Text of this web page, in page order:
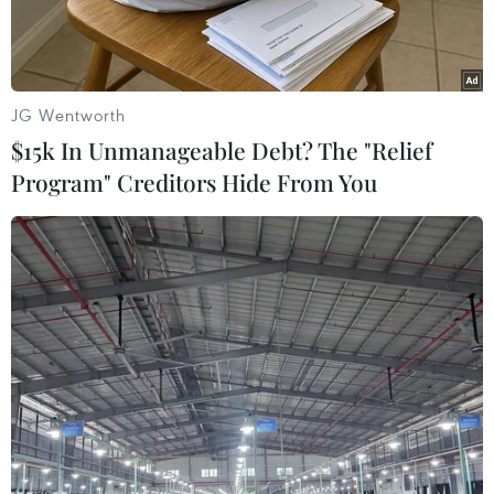
Một ca phẫu thuật mắt. (Ảnh: Đồng Thú/TTXVN)
Ngày 29/5, tại Bệnh viện Hữu nghị Việt-Tiệp Hải
Phòng, thành phố Hải Phòng và tỉnh Vân Nam
(Trung Quốc) đã tổ chức “Hành trình ánh sáng,”
với hoạt động tư vấn, khám, thay thủy tinh thể
JG Wentworth
$15k In Unmanageable Debt? The "Relief
Program" Creditors Hide From You